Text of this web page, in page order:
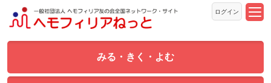
ログイン
みる・きく・よむ